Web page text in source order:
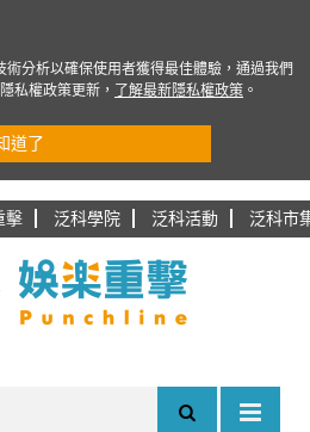
擊 泛科學院 泛科活動 泛科市
分析以確保使用者獲得最佳體驗，通過我們
私權政策更新，
了解最新隱私權政策 。
道了